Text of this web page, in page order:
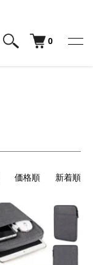
0
価格順 新着順